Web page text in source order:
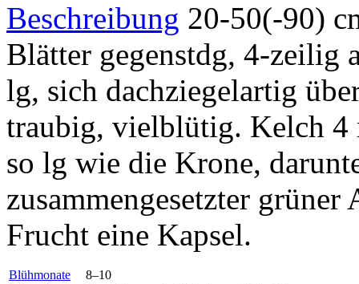
Beschreibung 20-50(-90)
Blätter gegenstdg, 4-zeilig
lg, sich dachziegelartig
traubig, vielblütig. Kelch 4
so lg wie die Krone,
zusammengesetzter
Frucht eine Kapsel.
Blühmonate
8–10